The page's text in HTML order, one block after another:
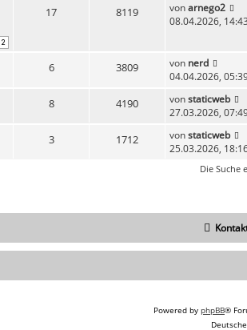
2
17 8119 vonarnego2
08.04.2026, 14:43
6 3809 von nerd
04.04.2026,
8 4190 vonstaticweb
27.03.2026,
3 1712 vonstaticweb
25.03.2026,
Die Suche
Powered by phpBB®